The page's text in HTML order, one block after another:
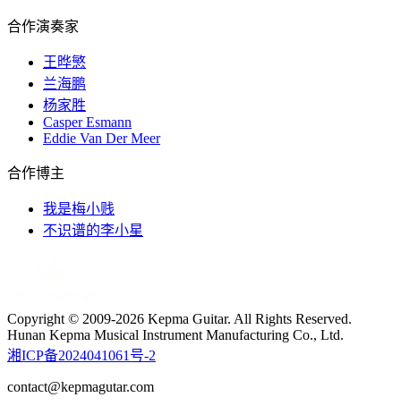
合作演奏家
王晔慜
兰海鹏
杨家胜
Casper Esmann
Eddie Van Der Meer
合作博主
我是梅小贱
不识谱的李小星
Copyright © 2009-2026 Kepma Guitar. All Rights Reserved.
Hunan Kepma Musical Instrument Manufacturing Co., Ltd.
湘ICP备2024041061号-2
contact@kepmagutar.com